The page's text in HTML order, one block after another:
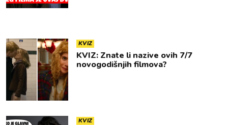
KVIZ
KVIZ: Znate li nazive ovih 7/7
novogodišnjih filmova?
KVIZ